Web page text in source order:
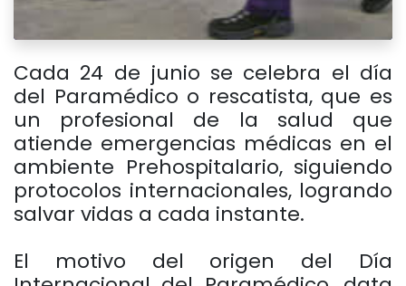
Cada 24 de junio se celebra el día
del Paramédico o rescatista, que es
un profesional de la salud que
atiende emergencias médicas en el
ambiente Prehospitalario, siguiendo
protocolos internacionales, logrando
salvar vidas a cada instante.
El motivo del origen del Día